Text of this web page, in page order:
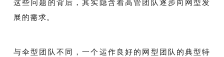
这些问题的背后，其实隐含着高管团队逐步向网型发
展的需求。
与伞型团队不同，一个运作良好的网型团队的典型特